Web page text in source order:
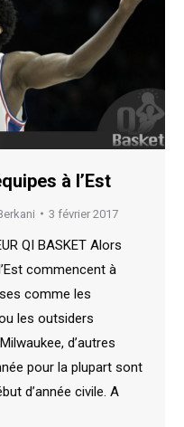
à l’Est
3 février 2017
QI BASKET Alors
commencent à
comme les
les outsiders
d’autres
pour la plupart sont
d’année civile. A